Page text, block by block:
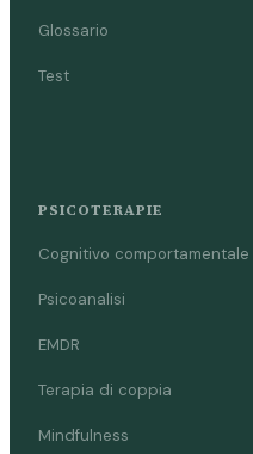
Glossario
Test
PSICOTERAPIE
Cognitivo comportamentale
Psicoanalisi
EMDR
Terapia di coppia
Mindfulness